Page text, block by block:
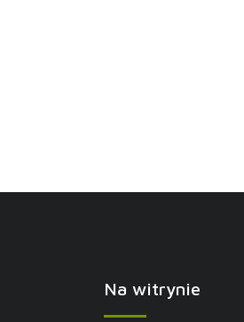
Na witrynie